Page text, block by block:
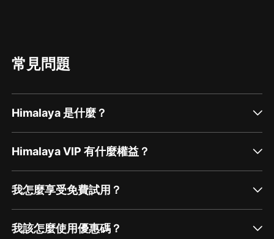
常見問題
Himalaya 是什麼？
Himalaya VIP 有什麼權益？
我怎麼享受免費試用？
我該怎麼使用優惠碼？